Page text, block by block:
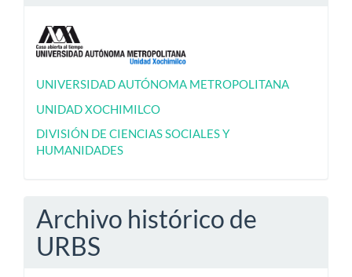
UNIVERSIDAD AUTÓNOMA METROPOLITANA
UNIDAD XOCHIMILCO
DIVISIÓN DE CIENCIAS SOCIALES Y
HUMANIDADES
Archivo histórico de
URBS